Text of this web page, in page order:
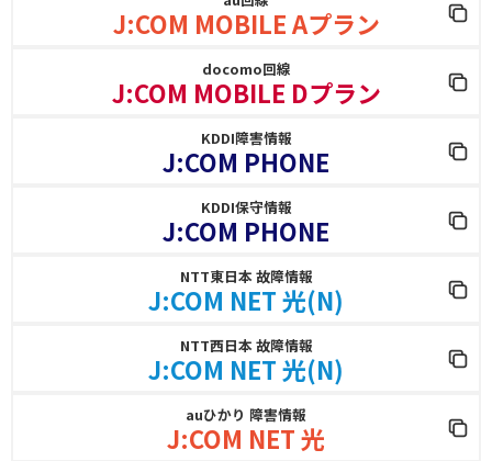
J:COM MOBILE Aプラン
docomo回線
J:COM MOBILE Dプラン
KDDI障害情報
J:COM PHONE
KDDI保守情報
J:COM PHONE
NTT東日本 故障情報
J:COM NET 光(N)
NTT西日本 故障情報
J:COM NET 光(N)
auひかり 障害情報
J:COM NET 光